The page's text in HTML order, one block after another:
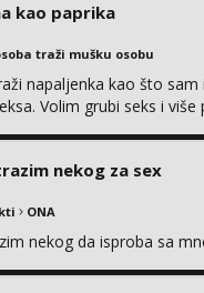
kao paprika
traži mušku osobu
napaljenka kao što
Volim grubi seks i
nekog za sex
ONA
nekog da isproba sa